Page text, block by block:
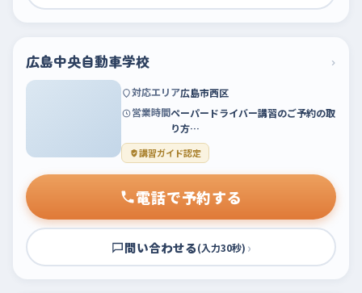
広島中央自動車学校 ›
対応エリア広島市西区
営業時間ペーパードライバー講習のご予約の取
り方…
講習ガイド認定
電話で予約する
問い合わせる(入力30秒) ›